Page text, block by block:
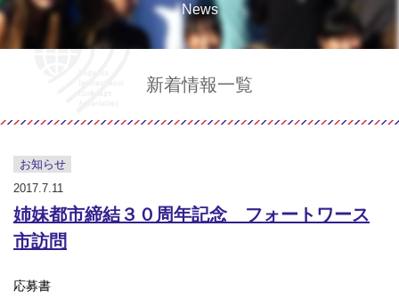
News
新着情報一覧
お知らせ
2017.7.11
姉妹都市締結３０周年記念 フォートワース
市訪問
応募書